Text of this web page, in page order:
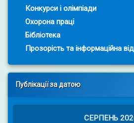
Конкурси і олімпіади
Охорона праці
Бібліотека
Прозорість та інформаційна
Публікації за датою
СЕРПЕНЬ